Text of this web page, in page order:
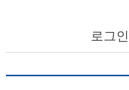
로그인